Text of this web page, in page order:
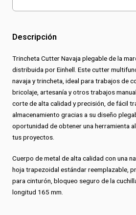
Descripción
Trincheta Cutter Navaja plegable de la
distribuida por Einhell. Este cutter
navaja y trincheta, ideal para trabajos de
bricolaje, artesanía y otros trabajos
corte de alta calidad y precisión, de fácil
almacenamiento gracias a su diseño
oportunidad de obtener una herramienta
tus proyectos.
Cuerpo de metal de alta calidad con una
hoja trapezoidal estándar reemplazable,
para cinturón, bloqueo seguro de la
longitud 165 mm.